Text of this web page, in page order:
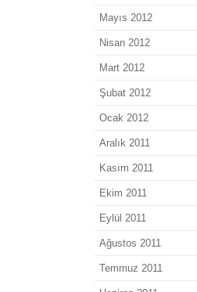
Mayıs 2012
Nisan 2012
Mart 2012
Şubat 2012
Ocak 2012
Aralık 2011
Kasım 2011
Ekim 2011
Eylül 2011
Ağustos 2011
Temmuz 2011